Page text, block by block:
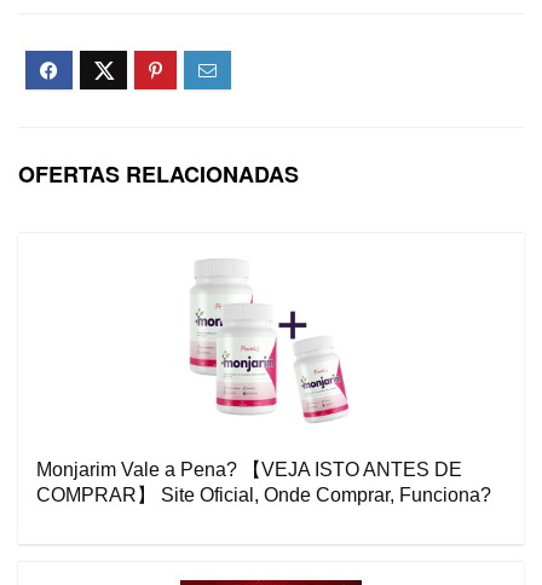
OFERTAS RELACIONADAS
Monjarim Vale a Pena? 【VEJA ISTO ANTES DE
COMPRAR】 Site Oficial, Onde Comprar, Funciona?